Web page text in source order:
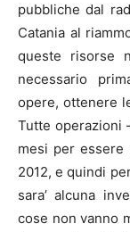
pubbliche dal
Catania al
queste risorse
necessario
opere, ottenere
Tutte operazioni
mesi per
2012, e quindi
sara’ alcuna
cose non vanno